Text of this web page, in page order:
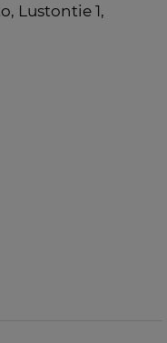
Lustontie 1,